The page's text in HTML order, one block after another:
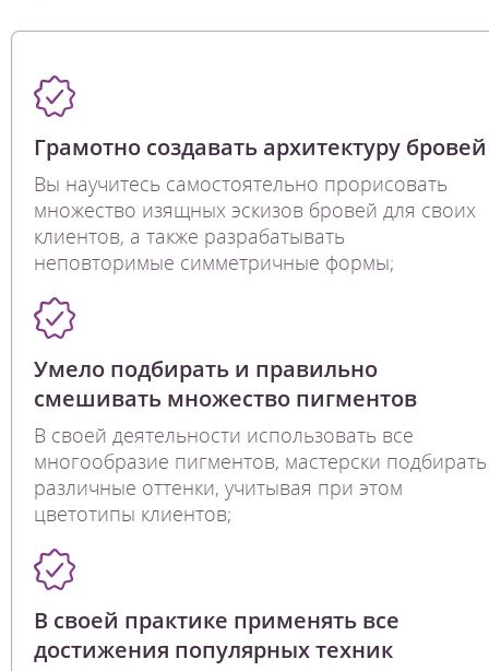
Грамотно создавать архитектуру бровей
Вы научитесь самостоятельно прорисовать
множество изящных эскизов бровей для своих
клиентов, а также разрабатывать
неповторимые симметричные формы;
Умело подбирать и правильно
смешивать множество пигментов
В своей деятельности использовать все
многообразие пигментов, мастерски подбирать
различные оттенки, учитывая при этом
цветотипы клиентов;
В своей практике применять все
достижения популярных техник